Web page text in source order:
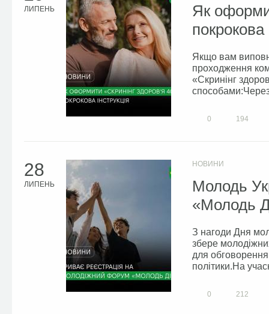
ЛИПЕНЬ
Як
покрокова
Якщо вам
проходження
«Скринінг
0 194
28
ЛИПЕНЬ
НОВИНИ
Молодь
«Молодь
З нагоди Дня
збере
для
політики.На
0 212